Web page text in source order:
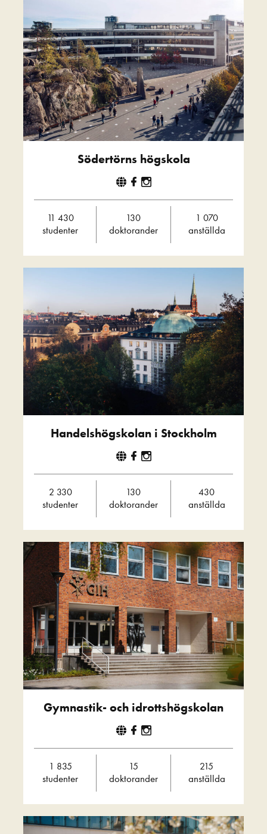
Södertörns högskola
11 430
studenter
130
doktorander
1 070
anställda
Handelshögskolan i Stockholm
2 330
studenter
130
doktorander
430
anställda
Gymnastik- och idrottshögskolan
1 835
studenter
15
doktorander
215
anställda